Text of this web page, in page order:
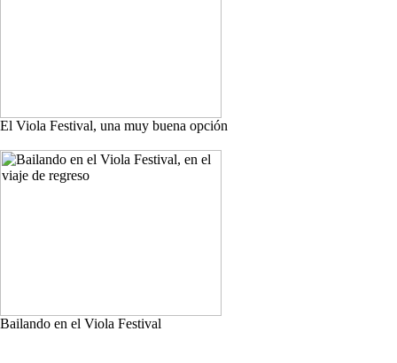
El Viola Festival, una muy buena opción
Bailando en el Viola Festival